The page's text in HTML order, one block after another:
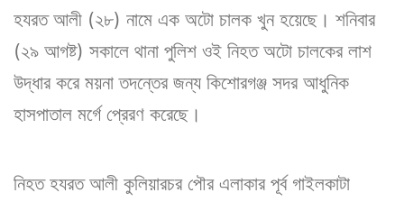
হযরত আলী (২৮) নামে এক অটো চালক খুন হয়েছে। শনিবার
(২৯ আগষ্ট) সকালে থানা পুলিশ ওই নিহত অটো চালকের লাশ
উদ্ধার করে ময়না তদন্তের জন্য কিশোরগঞ্জ সদর আধুনিক
হাসপাতাল মর্গে প্রেরণ করেছে।
নিহত হযরত আলী কুলিয়ারচর পৌর এলাকার পূর্ব গাইলকাটা